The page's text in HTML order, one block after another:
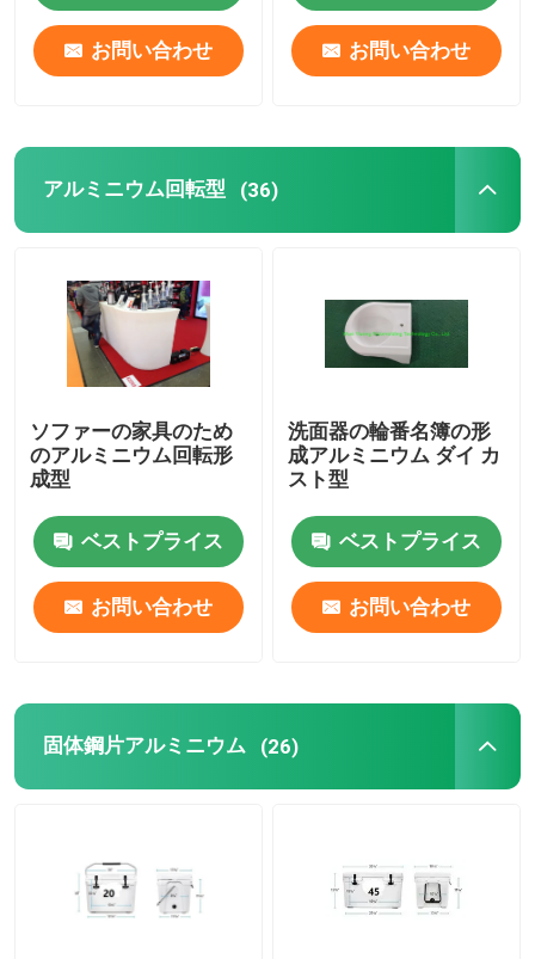
水漕型
アルミニウム回転型
開いた炎のロックン ロール機械
ロックン ロールのRotomoulding機械
シャトル回転成形機
オーブンの移動可能なシャトル機械
コンベヤーの回転成形機
LDPEのPulverizer
不用なプラスチック シュレッダー
お問い合わせ お問い合わせ
アルミニウム回転型 (36)
ソファーの家具のため
のアルミニウム回転形
成型
ベストプライス
お問い合わせ
洗面器の輪番名簿の形
成アルミニウム ダイ カ
スト型
ベストプライス
お問い合わせ
固体鋼片アルミニウム (26)